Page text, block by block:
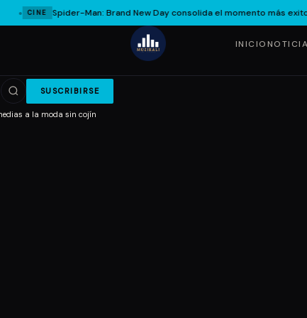
CINE Spider-Man: Brand New Day consolida el momento más exitoso
INICIO
SUSCRIBIRSE
a la moda sin cojín